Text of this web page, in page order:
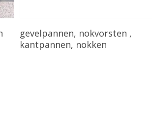
Bekijk Product
gevelpannen, nokvorsten ,
kantpannen, nokken